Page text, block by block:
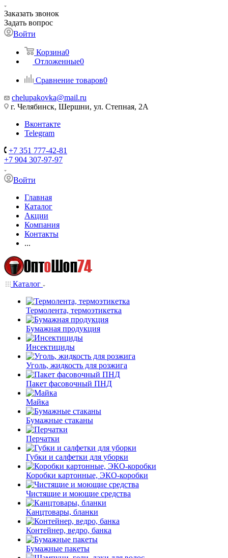
Заказать звонок
Задать вопрос
Войти
Корзина0
Отложенные0
Сравнение товаров0
chelupakovka@mail.ru
г. Челябинск, Шершни, ул. Степная, 2А
Вконтакте
Telegram
+7 351 777-42-81
+7 904 307-97-97
Войти
Главная
Каталог
Акции
Компания
Контакты
...
Каталог
Термолента, термоэтикетка
Бумажная продукция
Инсектициды
Уголь, жидкость для розжига
Пакет фасовочный ПНД
Майка
Бумажные стаканы
Перчатки
Губки и салфетки для уборки
Коробки картонные, ЭКО-коробки
Чистящие и моющие средства
Канцтовары, бланки
Контейнер, ведро, банка
Бумажные пакеты